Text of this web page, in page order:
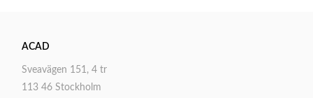
ACAD
Sveavägen 151, 4 tr
113 46 Stockholm